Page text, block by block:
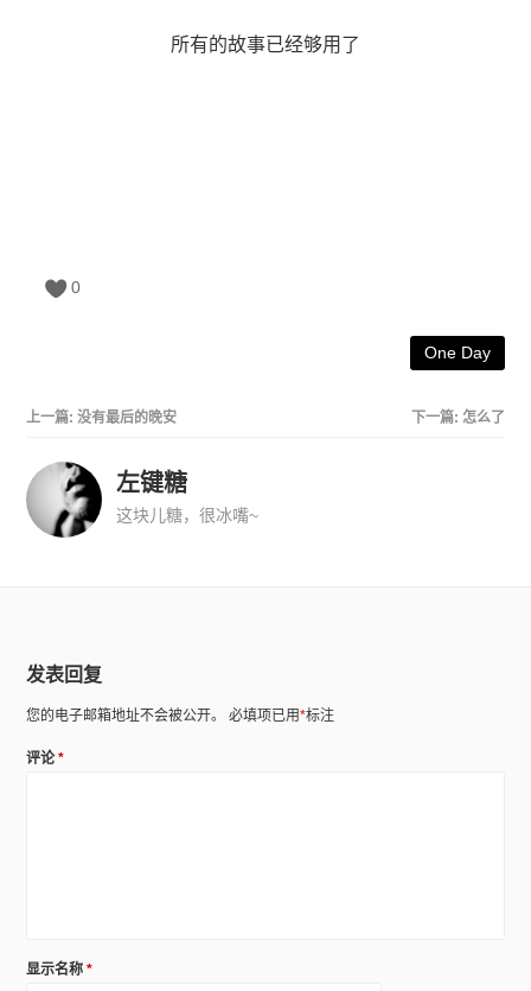
所有的故事已经够用了
0
One Day
上一篇:没有最后的晚安 下一篇: 怎么了
左键糖
这块儿糖，很冰嘴~
发表回复
您的电子邮箱地址不会被公开。 必填项已用*标注
评论*
显示名称*